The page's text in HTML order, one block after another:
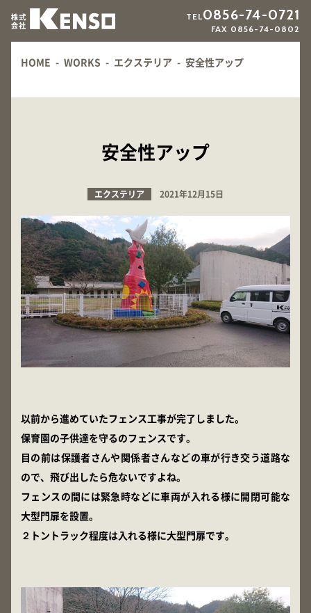
TEL0856-74-0721
FAX 0856-74-0802
HOME - WORKS - エクステリア - 安全性アップ
安全性アップ
エクステリア 2021年12月15日
以前から進めていたフェンス工事が完了しました。
保育園の子供達を守るのフェンスです。
目の前は保護者さんや関係者さんなどの車が行き交う道路な
ので、飛び出したら危ないですよね。
フェンスの間には緊急時などに車両が入れる様に開閉可能な
大型門扉を設置。
２トントラック程度は入れる様に大型門扉です。